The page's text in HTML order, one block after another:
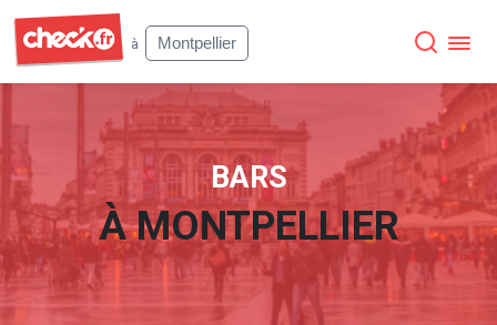
à
Montpellier
BARS
ÀMONTPELLIER